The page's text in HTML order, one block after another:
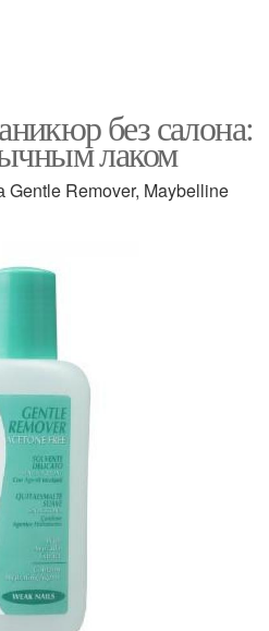
без салона:
лаком
Gentle Remover, Maybelline